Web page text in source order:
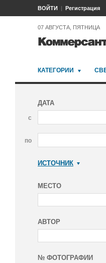
ВОЙТИ Регистрация
07 АВГУСТА, ПЯТНИЦА
КАТЕГОРИИ
ДАТА
с
по
ИСТОЧНИК
МЕСТО
АВТОР
№ ФОТОГРАФИИ